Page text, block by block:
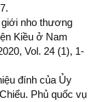
giới nho thương
Kiều ở Nam
Vol. 24 (1), 1-
đính của Ủy
Phủ quốc vụ